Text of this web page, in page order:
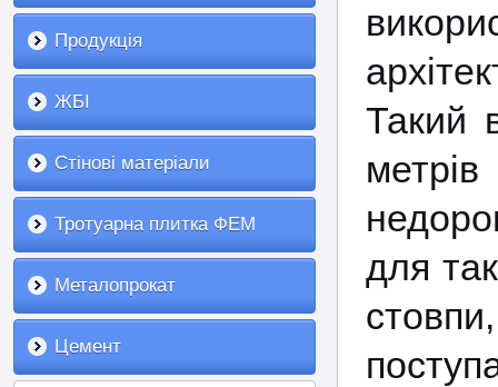
Продукція
ЖБІ
Стінові матеріали
Тротуарна плитка ФЕМ
Металопрокат
Цемент
Такий
для